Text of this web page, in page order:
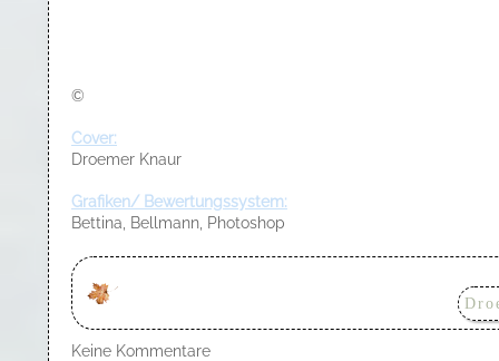
©
Cover:
Droemer Knaur
Grafiken/ Bewertungssystem:
Bettina, Bellmann, Photoshop
Keine Kommentare